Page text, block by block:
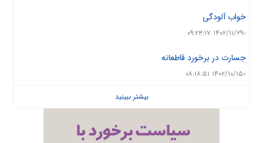
خواب آلودگی
۱۴۰۲/۱۱/۲۹ ۰۹:۲۳:۱۷
جسارت در برخورد قاطعانه
۱۴۰۲/۱۰/۱۵ ۰۸:۱۸:۵۱
بیشتر ببینید